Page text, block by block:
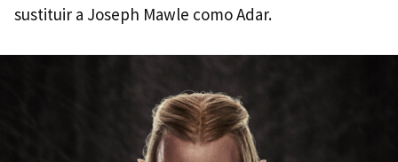
sustituir a Joseph Mawle como Adar.